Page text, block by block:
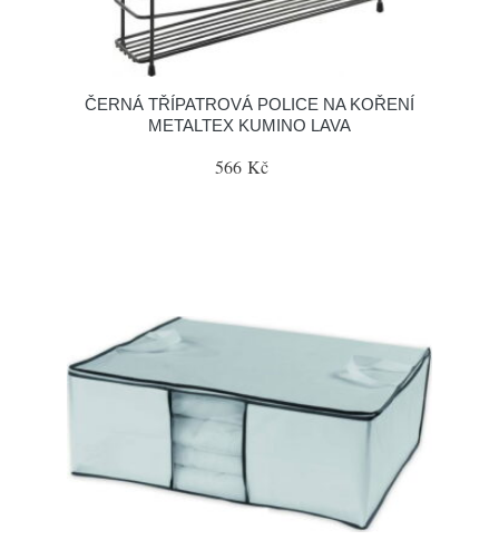
ČERNÁ TŘÍPATROVÁ POLICE NA KOŘENÍ
METALTEX KUMINO LAVA
566 Kč